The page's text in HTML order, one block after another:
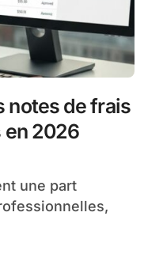
notes de frais
en 2026